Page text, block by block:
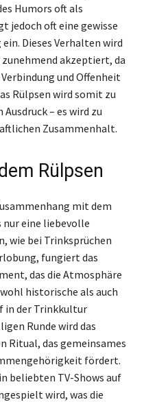
Humors oft als
jedoch oft eine gewisse
Dieses Verhalten wird
akzeptiert, da
und Offenheit
Rülpsen wird somit zu
– es wird zu
Zusammenhalt.
Rülpsen
mit dem
eine liebevolle
wie bei Trinksprüchen
fungiert das
das die Atmosphäre
historische als auch
in der Trinkkultur
Runde wird das
Ritual, das gemeinsames
fördert.
beliebten TV-Shows auf
wird, was die